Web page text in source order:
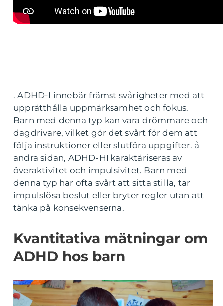
. ADHD-I innebär främst svårigheter med att
upprätthålla uppmärksamhet och fokus.
Barn med denna typ kan vara drömmare och
dagdrivare, vilket gör det svårt för dem att
följa instruktioner eller slutföra uppgifter. å
andra sidan, ADHD-HI karaktäriseras av
överaktivitet och impulsivitet. Barn med
denna typ har ofta svårt att sitta stilla, tar
impulslösa beslut eller bryter regler utan att
tänka på konsekvenserna.
Kvantitativa mätningar om
ADHD hos barn